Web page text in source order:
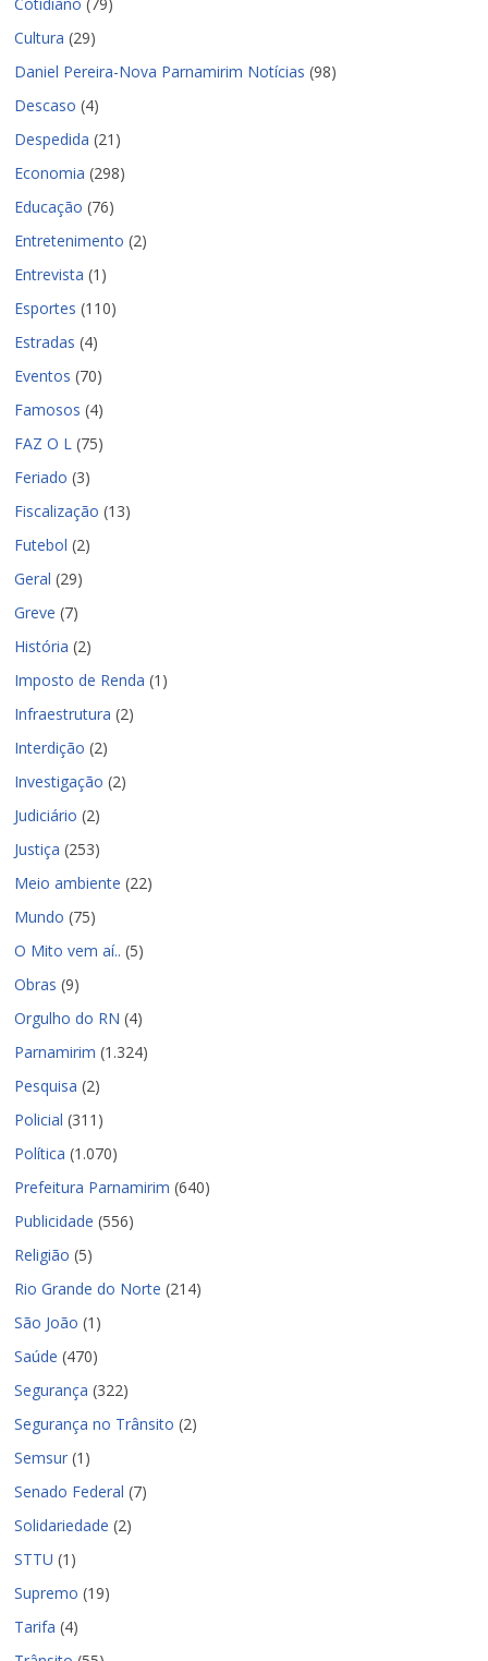
Cultura (29)
Daniel Pereira-Nova Parnamirim Notícias (98)
Descaso (4)
Despedida (21)
Economia (298)
Educação (76)
Entretenimento (2)
Entrevista (1)
Esportes (110)
Estradas (4)
Eventos (70)
Famosos (4)
FAZ O L (75)
Feriado (3)
Fiscalização (13)
Futebol (2)
Geral (29)
Greve (7)
História (2)
Imposto de Renda (1)
Infraestrutura (2)
Interdição (2)
Investigação (2)
Judiciário (2)
Justiça (253)
Meio ambiente (22)
Mundo (75)
O Mito vem aí.. (5)
Obras (9)
Orgulho do RN (4)
Parnamirim (1.324)
Pesquisa (2)
Policial (311)
Política (1.070)
Prefeitura Parnamirim (640)
Publicidade (556)
Religião (5)
Rio Grande do Norte (214)
São João (1)
Saúde (470)
Segurança (322)
Segurança no Trânsito (2)
Semsur (1)
Senado Federal (7)
Solidariedade (2)
STTU (1)
Supremo (19)
Tarifa (4)